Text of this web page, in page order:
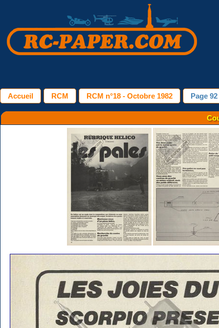
Accueil RCM RCM n°18 - Octobre 1982 Page 92